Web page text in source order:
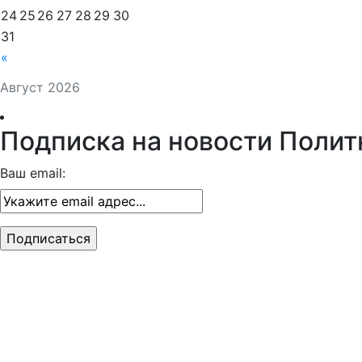
Август 2026
«
24 25 26 27 28 29 30
31
Подписка на новости
Ваш email: